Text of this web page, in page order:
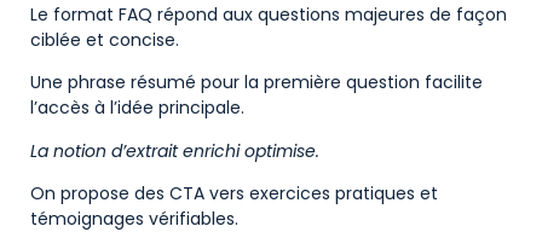
Le format FAQ répond aux questions majeures de façon
ciblée et concise.
Une phrase résumé pour la première question facilite
l’accès à l’idée principale.
La notion d’extrait enrichi optimise.
On propose des CTA vers exercices pratiques et
témoignages vérifiables.